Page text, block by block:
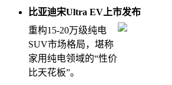
比亚迪宋Ultra EV上市发布
重构15-20万级纯电
SUV市场格局，堪称
家用纯电领域的“性价
比天花板”。